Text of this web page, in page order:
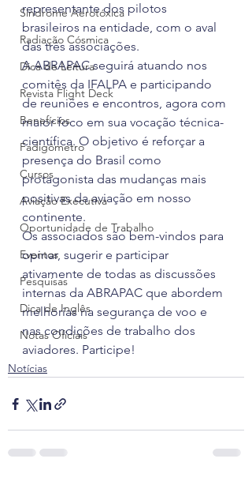
Síndrome Aerotóxica
Radiação Cósmica
Dica de Leitura
Revista Flight Deck
Benefícios
Fadigômetro
Cursos
Aviação Executiva
Oportunidade de Trabalho
Eventos
Pesquisas
Dica de Inglês
Notas Oficiais
representante dos pilotos
brasileiros na entidade, com o aval
das três associações.
A ABRAPAC seguirá atuando nos
comitês da IFALPA e participando
de reuniões e encontros, agora com
maior foco em sua vocação técnica-
científica. O objetivo é reforçar a
presença do Brasil como
protagonista das mudanças mais
positivas da aviação em nosso
continente.
Os associados são bem-vindos para
opinar, sugerir e participar
ativamente de todas as discussões
internas da ABRAPAC que abordem
melhorias na segurança de voo e
nas condições de trabalho dos
aviadores. Participe!
Notícias